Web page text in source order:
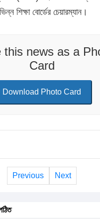
শিক্ষা বোর্ডের চেয়ারম্যান।
this news as a
Card
Download Photo Card
Previous Next